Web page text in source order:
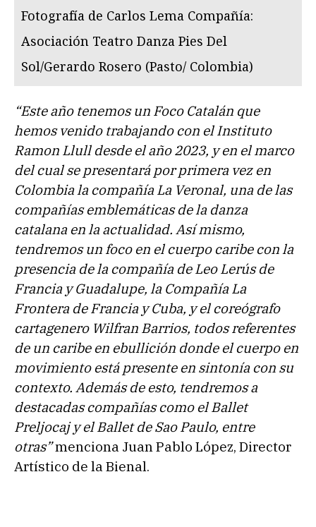
Fotografía de Carlos Lema Compañía:
Asociación Teatro Danza Pies Del
Sol/Gerardo Rosero (Pasto/ Colombia)
“Este año tenemos un Foco Catalán que
hemos venido trabajando con el Instituto
Ramon Llull desde el año 2023, y en el marco
del cual se presentará por primera vez en
Colombia la compañía La Veronal, una de las
compañías emblemáticas de la danza
catalana en la actualidad. Así mismo,
tendremos un foco en el cuerpo caribe con la
presencia de la compañía de Leo Lerús de
Francia y Guadalupe, la Compañía La
Frontera de Francia y Cuba, y el coreógrafo
cartagenero Wilfran Barrios, todos referentes
de un caribe en ebullición donde el cuerpo en
movimiento está presente en sintonía con su
contexto. Además de esto, tendremos a
destacadas compañías como el Ballet
Preljocaj y el Ballet de Sao Paulo, entre
otras”menciona Juan Pablo López, Director
Artístico de la Bienal.